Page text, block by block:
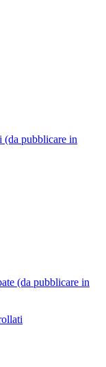
pubblicare in
(da pubblicare in